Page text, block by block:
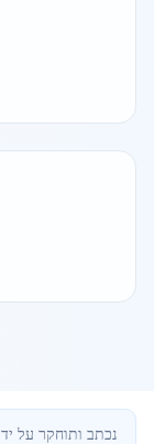
נכתב ותוחקר על